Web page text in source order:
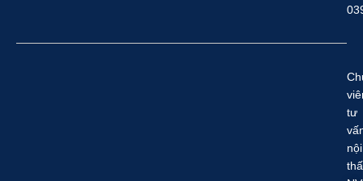
tư
nội